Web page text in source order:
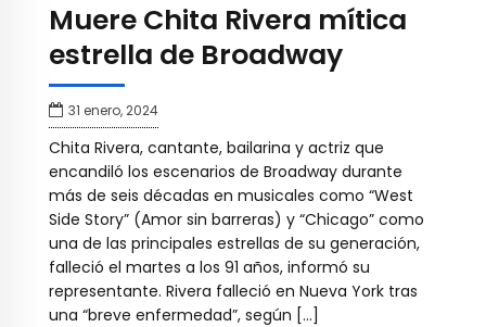
Muere Chita Rivera mítica
estrella de Broadway
31 enero, 2024
Chita Rivera, cantante, bailarina y actriz que
encandiló los escenarios de Broadway durante
más de seis décadas en musicales como “West
Side Story” (Amor sin barreras) y “Chicago” como
una de las principales estrellas de su generación,
falleció el martes a los 91 años, informó su
representante. Rivera falleció en Nueva York tras
una “breve enfermedad”, según […]